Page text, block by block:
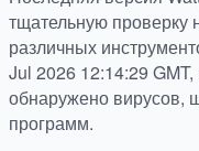
тщательную проверку
различных
Jul 2026 12:14:29
обнаружено вирусов,
программ.